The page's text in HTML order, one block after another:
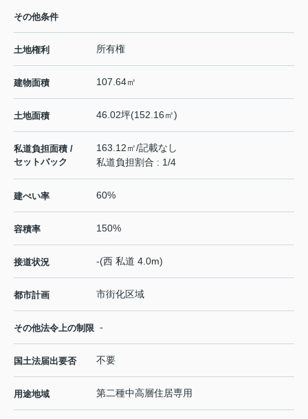
その他条件
土地権利 所有権
建物面積 107.64㎡
土地面積 46.02坪(152.16㎡)
私道負担面積 /
セットバック
163.12㎡/記載なし
私道負担割合 : 1/4
建ぺい率 60%
容積率 150%
接道状況 -(西 私道 4.0m)
都市計画 市街化区域
その他法令上の制限 -
国土法届出要否 不要
用途地域 第二種中高層住居専用